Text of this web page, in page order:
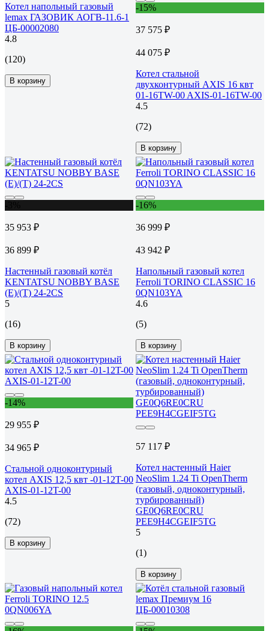
Котел напольный газовый
lemax ГАЗОВИК АОГВ-11.6-1
ЦБ-00002080
4.8
(120)
В корзину
-15%
37 575 ₽
44 075 ₽
Котел стальной
двухконтурный AXIS 16 квт
01-16TW-00 AXIS-01-16TW-00
4.5
(72)
В корзину
35 953 ₽
36 899 ₽
Настенный газовый котёл
KENTATSU NOBBY BASE
(E)/(T) 24-2CS
5
(16)
В корзину
-16%
36 999 ₽
43 942 ₽
Напольный газовый котел
Ferroli TORINO CLASSIC 16
0QN103YA
4.6
(5)
В корзину
-14%
29 955 ₽
34 965 ₽
Стальной одноконтурный
котел AXIS 12,5 квт -01-12T-00
AXIS-01-12T-00
4.5
(72)
В корзину
57 117 ₽
Котел настенный Haier
NeoSlim 1.24 Ti OpenTherm
(газовый, одноконтурный,
турбированный)
GE0Q6RE0CRU
PEE9H4CGEIF5TG
5
(1)
В корзину